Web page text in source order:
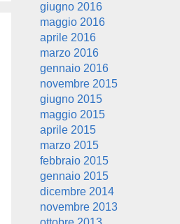
giugno 2016
maggio 2016
aprile 2016
marzo 2016
gennaio 2016
novembre 2015
giugno 2015
maggio 2015
aprile 2015
marzo 2015
febbraio 2015
gennaio 2015
dicembre 2014
novembre 2013